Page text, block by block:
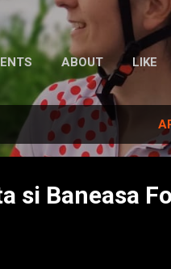
ABOUT LIKE
si Baneasa